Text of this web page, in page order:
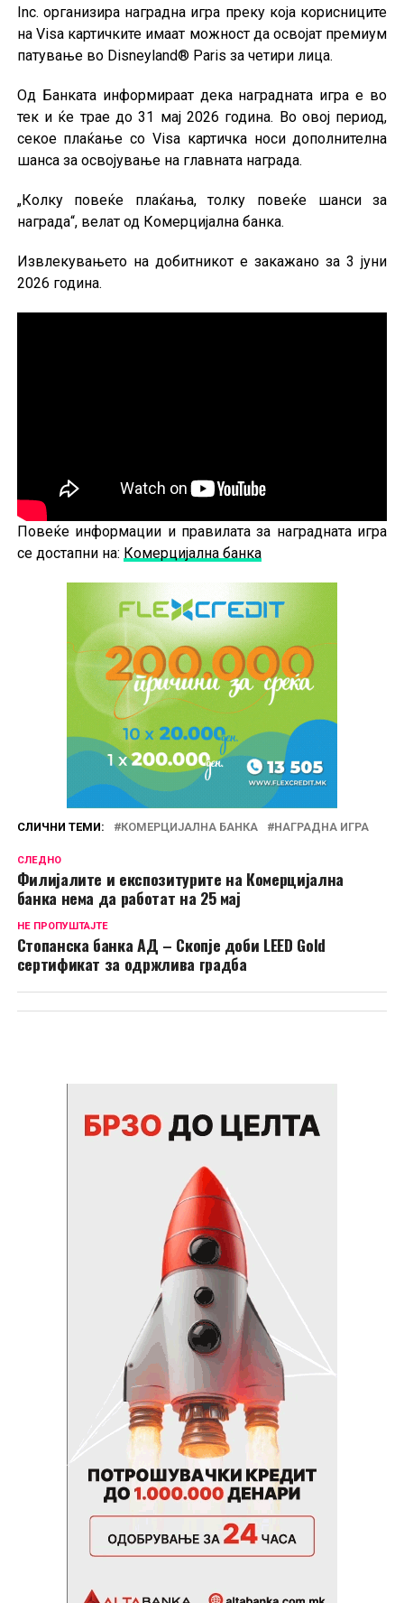
Inc. организира наградна игра преку која корисниците
на Visa картичките имаат можност да освојат премиум
патување во Disneyland® Paris за четири лица.
Од Банката информираат дека наградната игра е во
тек и ќе трае до 31 мај 2026 година. Во овој период,
секое плаќање со Visa картичка носи дополнителна
шанса за освојување на главната награда.
„Колку повеќе плаќања, толку повеќе шанси за
награда“, велат од Комерцијална банка.
Извлекувањето на добитникот е закажано за 3 јуни
2026 година.
Повеќе информации и правилата за наградната игра
се достапни на: Комерцијална банка
СЛИЧНИ ТЕМИ: КОМЕРЦИЈАЛНА БАНКА НАГРАДНА ИГРА
СЛЕДНО
Филијалите и експозитурите на Комерцијална
банка нема да работат на 25 мај
НЕ ПРОПУШТАЈТЕ
Стопанска банка АД – Скопје доби LEED Gold
сертификат за одржлива градба